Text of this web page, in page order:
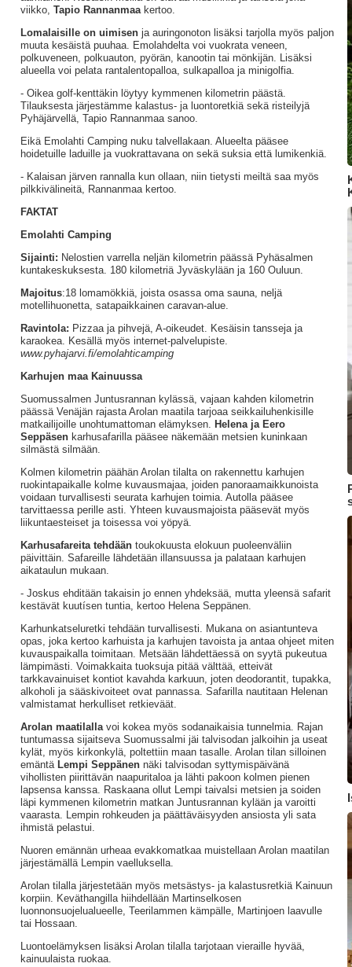
viikko, Tapio Rannanmaakertoo.
Lomalaisille on uimisenja auringonoton lisäksi tarjolla myös paljon
muuta kesäistä puuhaa. Emolahdelta voi vuokrata veneen,
polkuveneen, polkuauton, pyörän, kanootin tai mönkijän. Lisäksi
alueella voi pelata rantalentopalloa, sulkapalloa ja minigolfia.
- Oikea golf-kenttäkin löytyy kymmenen kilometrin päästä.
Tilauksesta järjestämme kalastus- ja luontoretkiä sekä risteilyjä
Pyhäjärvellä, Tapio Rannanmaa sanoo.
Eikä Emolahti Camping nuku talvellakaan. Alueelta pääsee
hoidetuille laduille ja vuokrattavana on sekä suksia että lumikenkiä.
- Kalaisan järven rannalla kun ollaan, niin tietysti meiltä saa myös
pilkkivälineitä, Rannanmaa kertoo.
FAKTAT
Emolahti Camping
Sijainti: Nelostien varrella neljän kilometrin päässä Pyhäsalmen
kuntakeskuksesta. 180 kilometriä Jyväskylään ja 160 Ouluun.
Majoitus:18 lomamökkiä, joista osassa oma sauna, neljä
motellihuonetta, satapaikkainen caravan-alue.
Ravintola: Pizzaa ja pihvejä, A-oikeudet. Kesäisin tansseja ja
karaokea. Kesällä myös internet-palvelupiste.
www.pyhajarvi.fi/emolahticamping
Karhujen maa Kainuussa
Suomussalmen Juntusrannan kylässä, vajaan kahden kilometrin
päässä Venäjän rajasta Arolan maatila tarjoaa seikkailuhenkisille
matkailijoille unohtumattoman elämyksen. Helena ja Eero
Seppäsenkarhusafarilla pääsee näkemään metsien kuninkaan
silmästä silmään.
Kolmen kilometrin päähän Arolan tilalta on rakennettu karhujen
ruokintapaikalle kolme kuvausmajaa, joiden panoraamaikkunoista
voidaan turvallisesti seurata karhujen toimia. Autolla pääsee
tarvittaessa perille asti. Yhteen kuvausmajoista pääsevät myös
liikuntaesteiset ja toisessa voi yöpyä.
Karhusafareita tehdääntoukokuusta elokuun puoleenväliin
päivittäin. Safareille lähdetään illansuussa ja palataan karhujen
aikataulun mukaan.
- Joskus ehditään takaisin jo ennen yhdeksää, mutta yleensä safarit
kestävät kuutísen tuntia, kertoo Helena Seppänen.
Karhunkatseluretki tehdään turvallisesti. Mukana on asiantunteva
opas, joka kertoo karhuista ja karhujen tavoista ja antaa ohjeet miten
kuvauspaikalla toimitaan. Metsään lähdettäessä on syytä pukeutua
lämpimästi. Voimakkaita tuoksuja pitää välttää, etteivät
tarkkavainuiset kontiot kavahda karkuun, joten deodorantit, tupakka,
alkoholi ja sääskivoiteet ovat pannassa. Safarilla nautitaan Helenan
valmistamat herkulliset retkieväät.
Arolan maatilallavoi kokea myös sodanaikaisia tunnelmia. Rajan
tuntumassa sijaitseva Suomussalmi jäi talvisodan jalkoihin ja useat
kylät, myös kirkonkylä, poltettiin maan tasalle. Arolan tilan silloinen
emäntä Lempi Seppänennäki talvisodan syttymispäivänä
vihollisten piirittävän naapuritaloa ja lähti pakoon kolmen pienen
lapsensa kanssa. Raskaana ollut Lempi taivalsi metsien ja soiden
läpi kymmenen kilometrin matkan Juntusrannan kylään ja varoitti
vaarasta. Lempin rohkeuden ja päättäväisyyden ansiosta yli sata
ihmistä pelastui.
Nuoren emännän urheaa evakkomatkaa muistellaan Arolan maatilan
järjestämällä Lempin vaelluksella.
Arolan tilalla järjestetään myös metsästys- ja kalastusretkiä Kainuun
korpiin. Keväthangilla hiihdellään Martinselkosen
luonnonsuojelualueelle, Teerilammen kämpälle, Martinjoen laavulle
tai Hossaan.
Luontoelämyksen lisäksi Arolan tilalla tarjotaan vieraille hyvää,
kainuulaista ruokaa.